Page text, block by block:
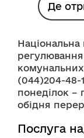
Де
(044)204-48-
понеділок –
обідня
Послуга